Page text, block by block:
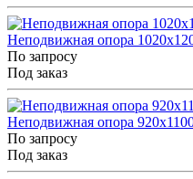
Неподвижная опора
По запросу
Под заказ
Неподвижная опора
По запросу
Под заказ